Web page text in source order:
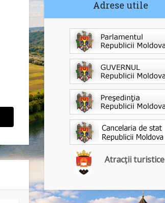
Adrese utile
Atracții turistice